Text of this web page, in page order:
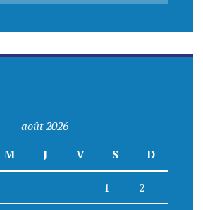
août 2026
M J V S D
1 2